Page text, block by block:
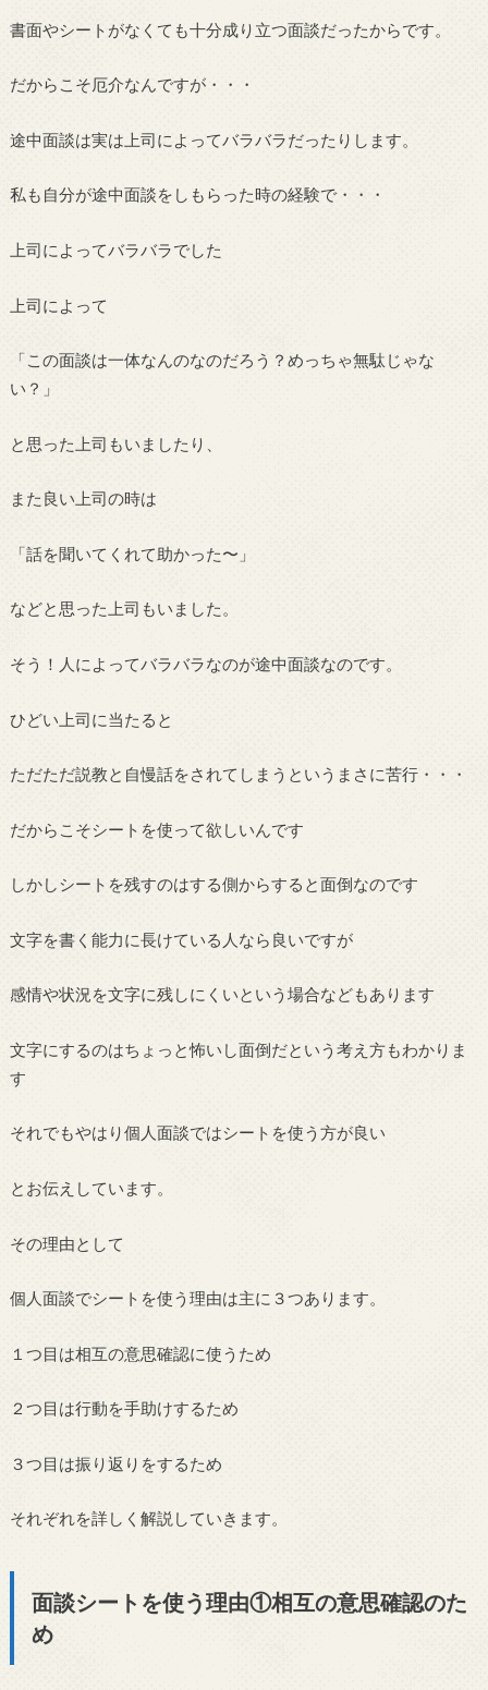
書面やシートがなくても十分成り立つ面談だったからです。
だからこそ厄介なんですが・・・
途中面談は実は上司によってバラバラだったりします。
私も自分が途中面談をしもらった時の経験で・・・
上司によってバラバラでした
上司によって
「この面談は一体なんのなのだろう？めっちゃ無駄じゃな
い？」
と思った上司もいましたり、
また良い上司の時は
「話を聞いてくれて助かった〜」
などと思った上司もいました。
そう！人によってバラバラなのが途中面談なのです。
ひどい上司に当たると
ただただ説教と自慢話をされてしまうというまさに苦行・・・
だからこそシートを使って欲しいんです
しかしシートを残すのはする側からすると面倒なのです
文字を書く能力に長けている人なら良いですが
感情や状況を文字に残しにくいという場合などもあります
文字にするのはちょっと怖いし面倒だという考え方もわかりま
す
それでもやはり個人面談ではシートを使う方が良い
とお伝えしています。
その理由として
個人面談でシートを使う理由は主に３つあります。
１つ目は相互の意思確認に使うため
２つ目は行動を手助けするため
３つ目は振り返りをするため
それぞれを詳しく解説していきます。
面談シートを使う理由①相互の意思確認のた
め